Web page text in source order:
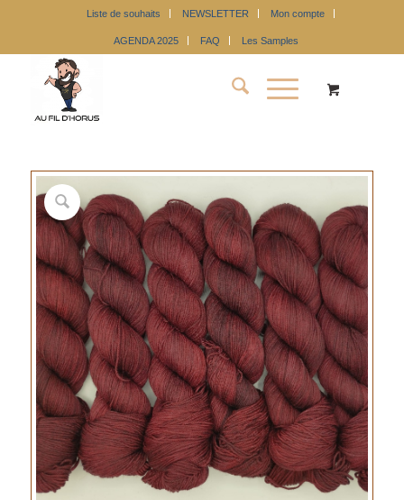
Liste de souhaits NEWSLETTER Mon compte
AGENDA 2025 FAQ Les Samples